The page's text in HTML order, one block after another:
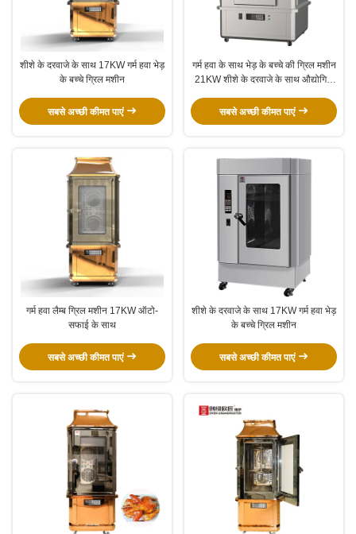
शीशे के दरवाजे के साथ 17KW गर्म हवा भेड़
के बच्चे ग्रिल मशीन
सबसे अच्छी कीमत पाएं
गर्म हवा के साथ भेड़ के बच्चे की ग्रिल मशीन
21KW शीशे के दरवाजे के साथ औद्योगिक
सबसे अच्छी कीमत पाएं
गर्म हवा लैम्ब ग्रिल मशीन 17KW ऑटो-
सफाई के साथ
सबसे अच्छी कीमत पाएं
शीशे के दरवाजे के साथ 17KW गर्म हवा भेड़
के बच्चे ग्रिल मशीन
सबसे अच्छी कीमत पाएं